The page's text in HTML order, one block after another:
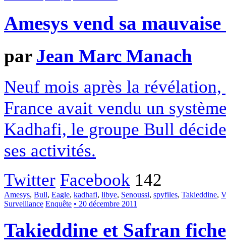
Amesys vend sa mauvaise
par Jean Marc Manach
Neuf mois après la
France avait vendu un
Kadhafi, le groupe Bull
ses activités.
Twitter Facebook 142
Amesys, Bull, Eagle, kadhafi, libye, Senoussi, spyfiles, Takieddine,
Surveillance Enquête • 20 décembre 2011
Takieddine et Safran